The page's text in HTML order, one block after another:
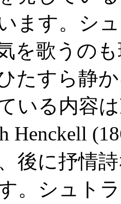
ます。シ
を歌うの
たすら静
いる内容
Henckell
後に抒情
。シュト